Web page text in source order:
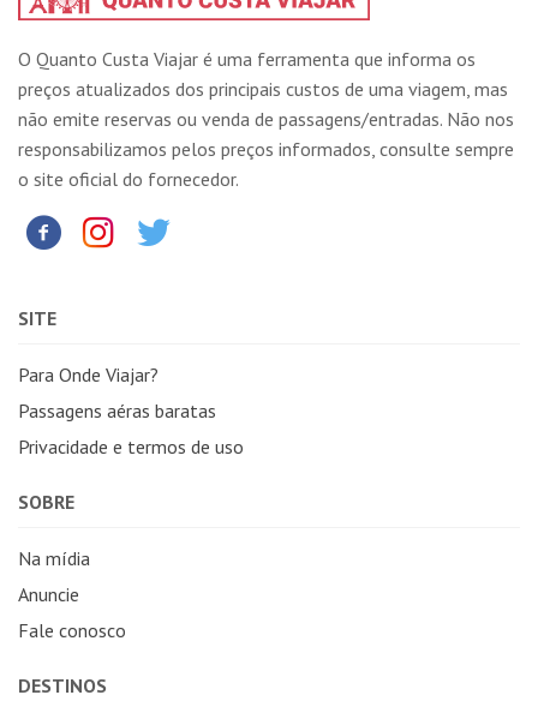
O Quanto Custa Viajar é uma ferramenta que informa os
preços atualizados dos principais custos de uma viagem, mas
não emite reservas ou venda de passagens/entradas. Não nos
responsabilizamos pelos preços informados, consulte sempre
o site oficial do fornecedor.
SITE
Para Onde Viajar?
Passagens aéras baratas
Privacidade e termos de uso
SOBRE
Na mídia
Anuncie
Fale conosco
DESTINOS